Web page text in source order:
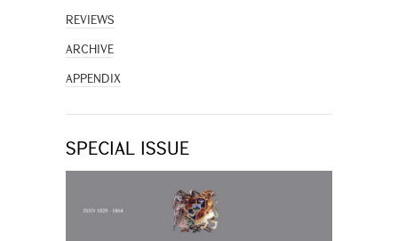
REVIEWS
ARCHIVE
APPENDIX
SPECIAL ISSUE